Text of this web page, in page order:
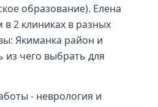
образование). Елена
2 клиниках в разных
Якиманка район и
из чего выбрать для
- неврология и